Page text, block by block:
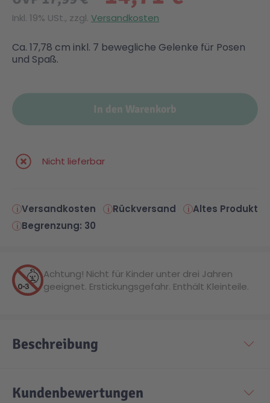
Elektronische Spielwaren
Kreativ
Malen & Zeichnen
Jurassic World™
Harry Potter™
Marvel™ Super Heroes
Minifiguren
NINJAGO®
Star Wars™
Fun Stars
Heroes
Knights
Sports Action
VW
Aktion
Inkl. 19% USt., zzgl. Versandkosten
Ca. 17,78 cm inkl. 7 bewegliche Gelenke für Posen
und Spaß.
In den Warenkorb
Nicht lieferbar
Versandkosten Rückversand
Altes Produkt
Begrenzung: 30
Achtung! Nicht für Kinder unter drei Jahren
geeignet. Erstickungsgefahr. Enthält Kleinteile.
Beschreibung
Kundenbewertungen